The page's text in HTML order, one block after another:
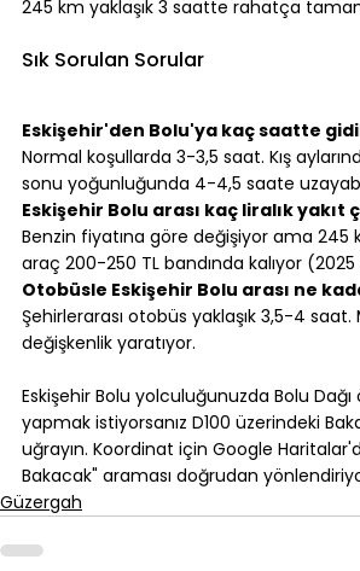
245 km yaklaşık 3 saatte rahatça
Sık Sorulan Sorular
Eskişehir'den Bolu'ya kaç saatte
Normal koşullarda 3-3,5 saat. Kış
sonu yoğunluğunda 4-4,5 saate
Eskişehir Bolu arası kaç liralık yakıt
Benzin fiyatına göre değişiyor ama
araç 200-250 TL bandında kalıyor
Otobüsle Eskişehir Bolu arası ne
Şehirlerarası otobüs yaklaşık 3,5-4 saat.
değişkenlik yaratıyor.
Eskişehir Bolu yolculuğunuzda Bolu
yapmak istiyorsanız D100 üzerindeki
uğrayın. Koordinat için Google
Bakacak" araması doğrudan
Güzergah